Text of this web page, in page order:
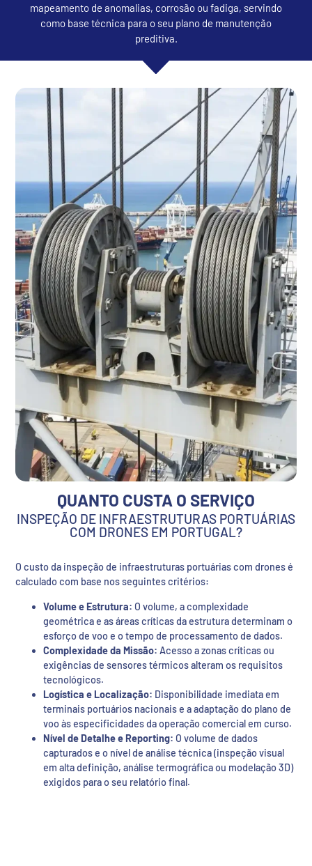
mapeamento de anomalias, corrosão ou fadiga, servindo
como base técnica para o seu plano de manutenção
preditiva.
QUANTO CUSTA O SERVIÇO
INSPEÇÃO DE INFRAESTRUTURAS PORTUÁRIAS
COM DRONES EM PORTUGAL?
O custo da inspeção de infraestruturas portuárias com drones é
calculado com base nos seguintes critérios:
Volume e Estrutura: O volume, a complexidade
geométrica e as áreas críticas da estrutura determinam o
esforço de voo e o tempo de processamento de dados.
Complexidade da Missão: Acesso a zonas críticas ou
exigências de sensores térmicos alteram os requisitos
tecnológicos.
Logística e Localização: Disponibilidade imediata em
terminais portuários nacionais e a adaptação do plano de
voo às especificidades da operação comercial em curso.
Nível de Detalhe e Reporting: O volume de dados
capturados e o nível de análise técnica (inspeção visual
em alta definição, análise termográfica ou modelação 3D)
exigidos para o seu relatório final.